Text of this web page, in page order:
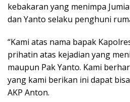
kebakaran yang menimpa
dan Yanto selaku penghuni
“Kami atas nama bapak
prihatin atas kejadian yang
maupun Pak Yanto. Kami
yang kami berikan ini dapat
AKP Anton.